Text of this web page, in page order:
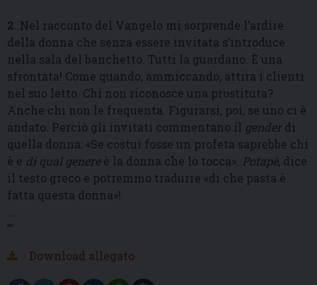
2 . Nel racconto del Vangelo mi sorprende l’ardire
della donna che senza essere invitata s’introduce
nella sala del banchetto. Tutti la guardano. È una
sfrontata! Come quando, ammiccando, attira i clienti
nel suo letto. Chi non riconosce una prostituta?
Anche chi non le frequenta. Figurarsi, poi, se uno ci è
andato. Perciò gli invitati commentano il genderdi
quella donna: «Se costui fosse un profeta saprebbe chi
è e di qual genereè la donna che lo tocca». Potapè, dice
il testo greco e potremmo tradurre «di che pasta è
fatta questa donna»!
””
Download allegato